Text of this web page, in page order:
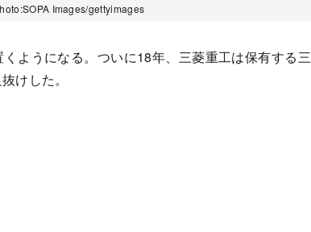
Images/gettyimages
ようになる。ついに18年、三菱重工は保有する三
けした。